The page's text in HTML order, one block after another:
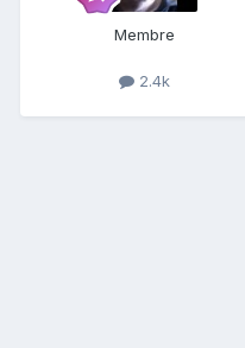
Membre
2.4k